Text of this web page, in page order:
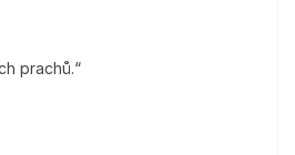
prachů.“